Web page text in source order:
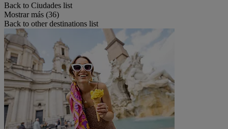
Back to Ciudades list
Mostrar más (36)
Back to other destinations list